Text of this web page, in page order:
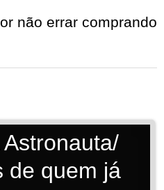
não errar comprando
de quem já